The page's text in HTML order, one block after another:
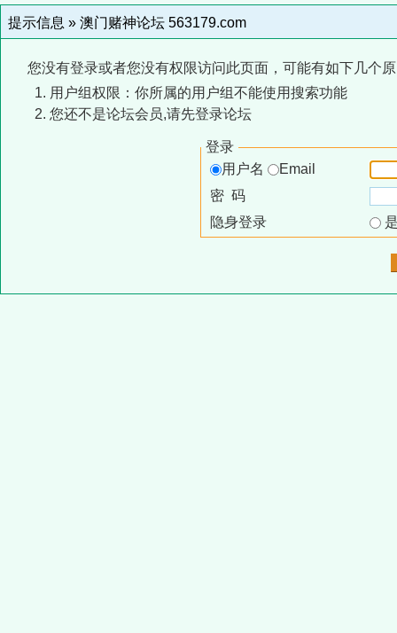
提示信息 » 澳门赌神论坛 563179.com
您没有登录或者您没有权限访问此页面，可能有如下几个
用户组权限：你所属的用户组不能使用搜索功能
您还不是论坛会员,请先登录论坛
登录
用户名
Email
密 码
隐身登录